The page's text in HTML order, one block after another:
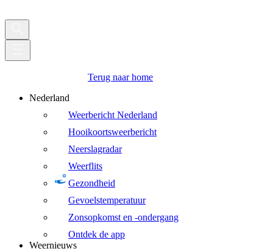
Terug naar home
Nederland
Weerbericht Nederland
Hooikoortsweerbericht
Neerslagradar
Weerflits
Gezondheid
Gevoelstemperatuur
Zonsopkomst en -ondergang
Ontdek de app
Weernieuws